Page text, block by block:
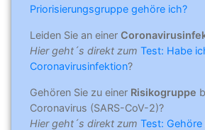
Priorisierungsgruppe gehöre ich?
Leiden Sie an einer
Hier geht´s direkt zum Test: Habe
Coronavirusinfektion?
Gehören Sie zu einer Risikogruppe
Coronavirus (SARS-CoV-2)?
Hier geht´s direkt zum Test: